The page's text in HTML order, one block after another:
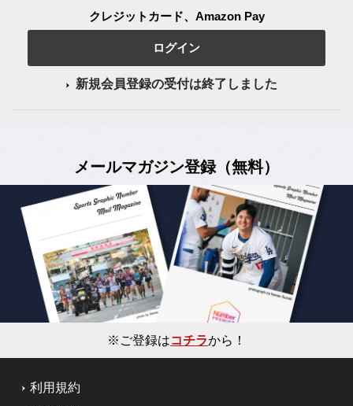
クレジットカード、Amazon Pay
ログイン
新規会員登録の受付は終了しました
メールマガジン登録（無料）
※ご登録はコチラから！
利用規約